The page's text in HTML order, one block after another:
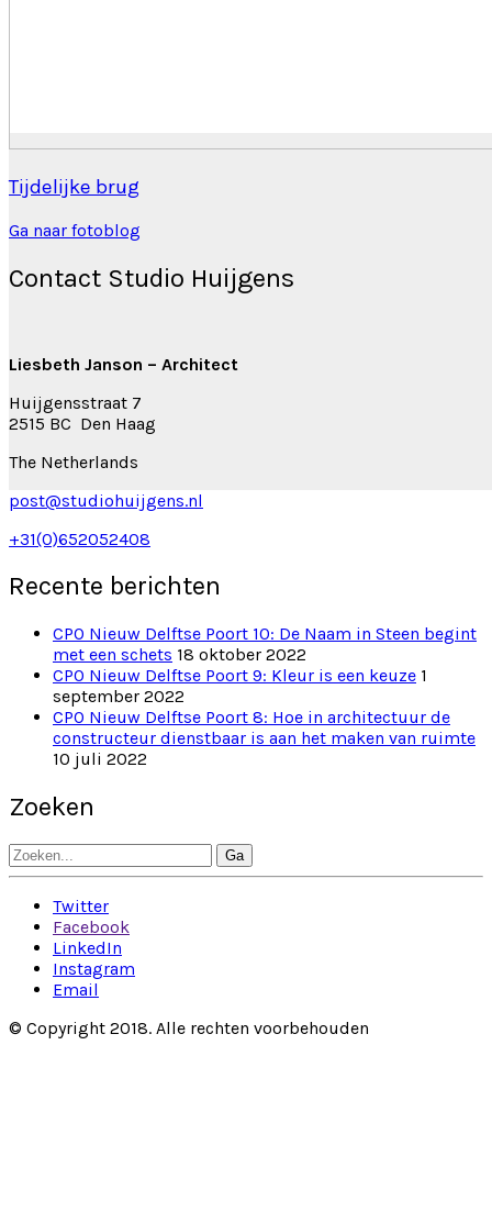
Tijdelijke brug
Ga naar fotoblog
Contact Studio Huijgens
Liesbeth Janson – Architect
Huijgensstraat 7
2515 BC Den Haag
The Netherlands
post@studiohuijgens.nl
+31(0)652052408
Recente berichten
CPO Nieuw Delftse Poort 10: De Naam in Steen begint
met een schets 18 oktober 2022
CPO Nieuw Delftse Poort 9: Kleur is een keuze 1
september 2022
CPO Nieuw Delftse Poort 8: Hoe in architectuur de
constructeur dienstbaar is aan het maken van ruimte
10 juli 2022
Zoeken
Search
for:
Twitter
Facebook
LinkedIn
Instagram
Email
© Copyright 2018. Alle rechten voorbehouden